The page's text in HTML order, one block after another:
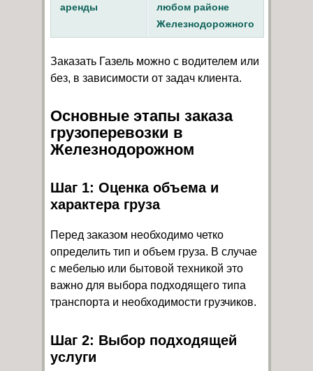
аренды
любом районе
Железнодорожного
Заказать Газель можно с водителем или
без, в зависимости от задач клиента.
Основные этапы заказа
грузоперевозки в
Железнодорожном
Шаг 1: Оценка объема и
характера груза
Перед заказом необходимо четко
определить тип и объем груза. В случае
с мебелью или бытовой техникой это
важно для выбора подходящего типа
транспорта и необходимости грузчиков.
Шаг 2: Выбор подходящей
услуги